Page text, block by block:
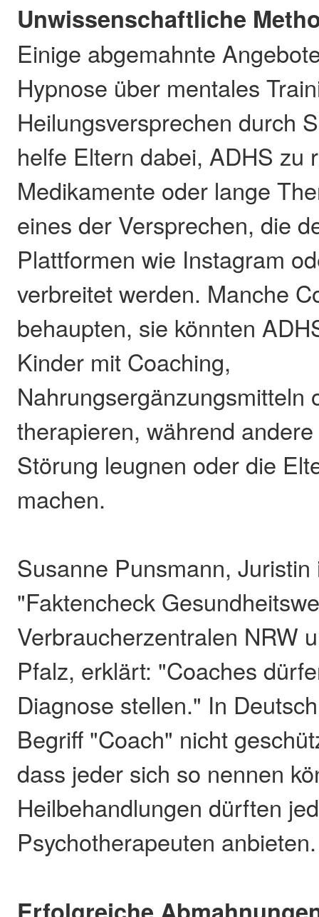
Unwissenschaftliche
Einige abgemahnte
Hypnose über mentales
Heilungsversprechen durch
helfe Eltern dabei, ADHS zu
Medikamente oder lange
eines der Versprechen, die
Plattformen wie Instagram
verbreitet werden. Manche
behaupten, sie könnten
Kinder mit Coaching,
Nahrungsergänzungsmitteln
therapieren, während
Störung leugnen oder die
machen.
Susanne Punsmann,
"Faktencheck
Verbraucherzentralen NRW
Pfalz, erklärt: "Coaches
Diagnose stellen." In
Begriff "Coach" nicht
dass jeder sich so nennen
Heilbehandlungen dürften
Psychotherapeuten anbieten.